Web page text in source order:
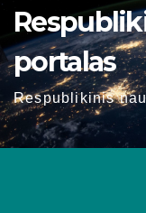
portalas
Respublikinis